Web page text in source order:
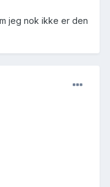
jeg nok ikke er den